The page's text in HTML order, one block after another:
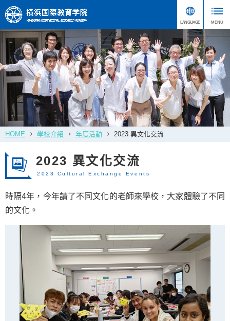
HOME 學校介紹 年度活動 2023 異文化交流
2023 異文化交流
2023 Cultural Exchange Events
時隔4年，今年請了不同文化的老師來學校，大家體驗了不同
的文化。